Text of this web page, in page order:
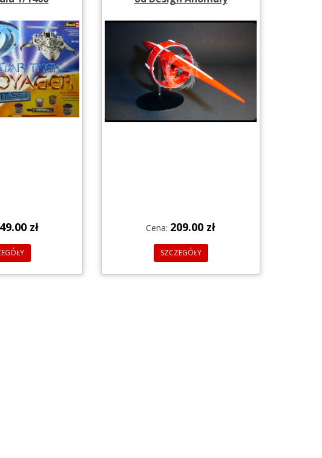
zł Cena: 209.00 zł
SZCZEGÓŁY